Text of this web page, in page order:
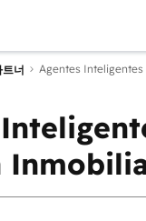
너 Agentes Inteligentes